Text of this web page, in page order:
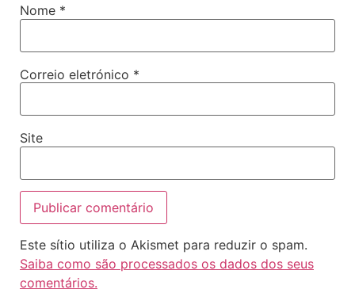
Nome *
Correio eletrónico *
Site
Este sítio utiliza o Akismet para reduzir o spam.
Saiba como são processados os dados dos seus
comentários.